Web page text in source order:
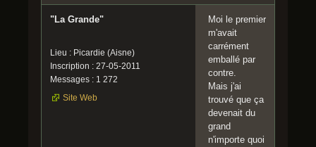
"La Grande"
Lieu : Picardie (Aisne)
Inscription : 27-05-2011
Messages : 1 272
Site Web
Moi le premier
m'avait
carrément
emballé par
contre.
Mais j'ai
trouvé que ça
devenait du
grand
n'importe quoi